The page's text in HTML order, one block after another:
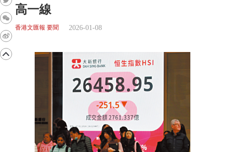
高一線
香港文匯報 要聞 2026-01-08